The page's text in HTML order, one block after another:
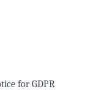
for GDPR